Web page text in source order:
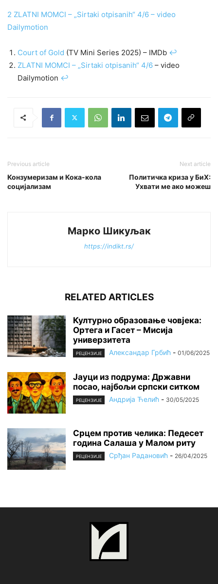
2 ZLATNI MOMCI – „Sirtaki otpisanih“ 4/6 – video
Dailymotion
Court of Gold (TV Mini Series 2025) – IMDb ↩︎
ZLATNI MOMCI – „Sirtaki otpisanih“ 4/6 – video
Dailymotion ↩︎
Previous article
Конзумеризам и Кока-кола
социјализам
Next article
Политичка криза у БиХ:
Ухвати ме ако можеш
Марко Шикуљак
https://indikt.rs/
RELATED ARTICLES
Културно образовање човјека:
Ортега и Гасет – Мисија
универзитета
РЕЦЕНЗИЈЕ Александар Грбић - 01/06/2025
Јауци из подрума: Државни
посао, најбољи српски ситком
РЕЦЕНЗИЈЕ Андрија Ћелић - 30/05/2025
Срцем против челика: Педесет
година Салаша у Малом риту
РЕЦЕНЗИЈЕ Срђан Радановић - 26/04/2025